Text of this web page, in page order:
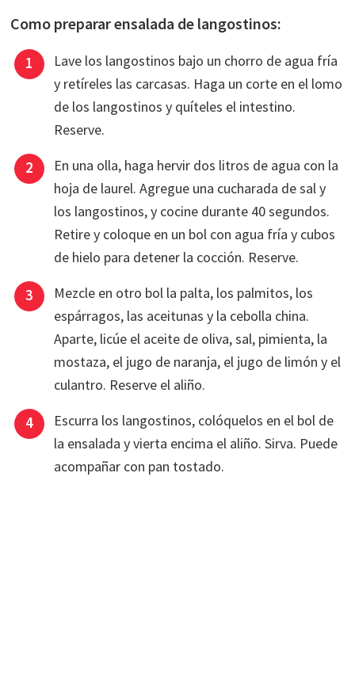
Como preparar ensalada de langostinos:
Lave los langostinos bajo un chorro de agua fría
y retíreles las carcasas. Haga un corte en el lomo
de los langostinos y quíteles el intestino.
Reserve.
En una olla, haga hervir dos litros de agua con la
hoja de laurel. Agregue una cucharada de sal y
los langostinos, y cocine durante 40 segundos.
Retire y coloque en un bol con agua fría y cubos
de hielo para detener la cocción. Reserve.
Mezcle en otro bol la palta, los palmitos, los
espárragos, las aceitunas y la cebolla china.
Aparte, licúe el aceite de oliva, sal, pimienta, la
mostaza, el jugo de naranja, el jugo de limón y el
culantro. Reserve el aliño.
Escurra los langostinos, colóquelos en el bol de
la ensalada y vierta encima el aliño. Sirva. Puede
acompañar con pan tostado.